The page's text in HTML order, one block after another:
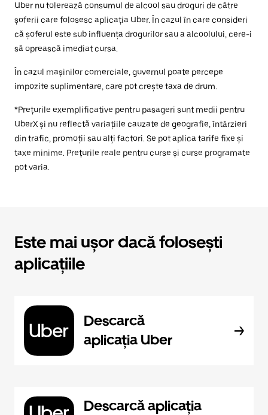
Uber nu tolerează consumul de alcool sau droguri de către
șoferii care folosesc aplicația Uber. În cazul în care consideri
că șoferul este sub influența drogurilor sau a alcoolului, cere-i
să oprească imediat cursa.
În cazul mașinilor comerciale, guvernul poate percepe
impozite suplimentare, care pot crește taxa de drum.
*Prețurile exemplificative pentru pasageri sunt medii pentru
UberX și nu reflectă variațiile cauzate de geografie, întârzieri
din trafic, promoții sau alți factori. Se pot aplica tarife fixe și
taxe minime. Prețurile reale pentru curse și curse programate
pot varia.
Este mai ușor dacă folosești
aplicațiile
Descarcă
aplicația Uber
Descarcă aplicația